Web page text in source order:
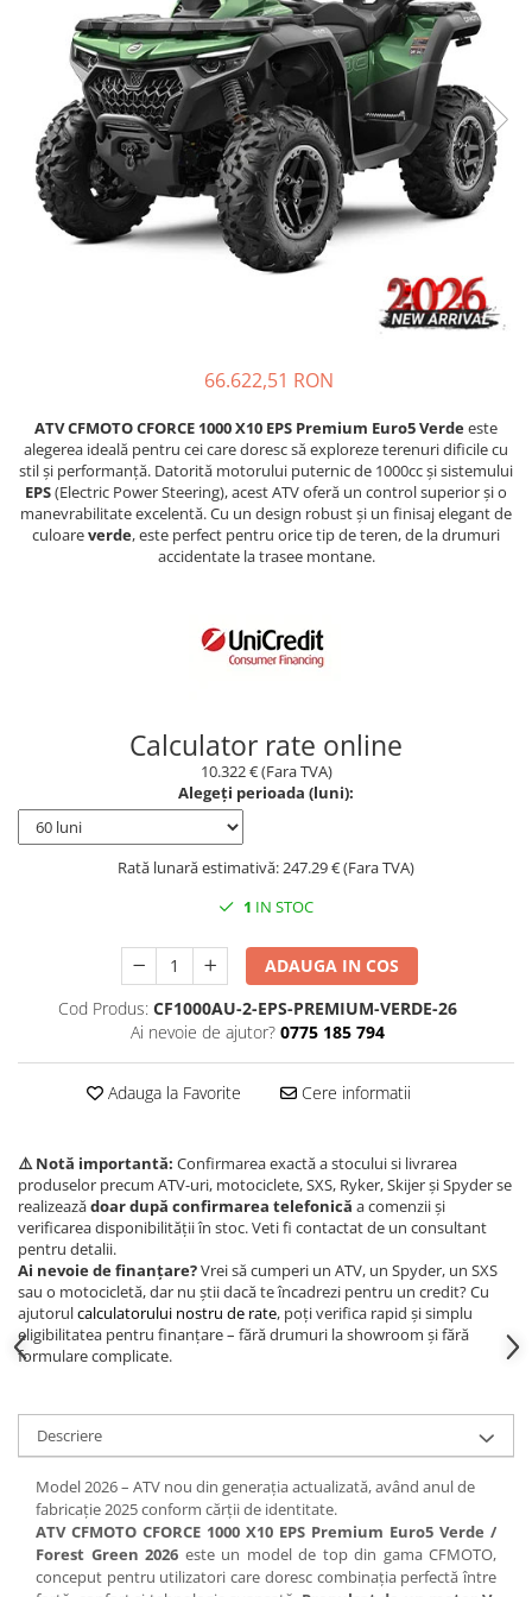
GOES MY 2026
MODEL ATV CAN-AM
Can-Am Outlander
Can-Am Renegade
CAN-AM MY 2026
Capacitate
200 - 400 cmc. (8)
Ochelari
Tricouri
Pantaloni
Borseta
Geanta
Rucsac
Manusi
Tricouri
Pantaloni
Set Complet
ACCESORII MOTO
ACCESORII IARNA ATV / SSV
SUPORT SKIJET
ACCESORII ATV
ANVELOPE ATV
BULLBAR SSV
ACCESORII SSV
CUTII SSV
66.622,51 RON
ATV CFMOTO CFORCE 1000 X10 EPS Premium Euro5 Verdeeste
alegerea ideală pentru cei care doresc să exploreze terenuri dificile cu
stil și performanță. Datorită motorului puternic de 1000cc și sistemului
EPS(Electric Power Steering), acest ATV oferă un control superior și o
manevrabilitate excelentă. Cu un design robust și un finisaj elegant de
culoareverde, este perfect pentru orice tip de teren, de la drumuri
accidentate la trasee montane.
Calculator rate online
10.322 € (Fara TVA)
Alegeți perioada (luni):
Rată lunară estimativă: 247.29 € (Fara TVA)
1 IN STOC
ADAUGA IN COS
Cod Produs: CF1000AU-2-EPS-PREMIUM-VERDE-26
Ai nevoie de ajutor? 0775 185 794
Adauga la Favorite Cere informatii
⚠️ Notă importantă: Confirmarea exactă a stocului si livrarea
produselor precum ATV-uri, motociclete, SXS, Ryker, Skijer și Spyder se
realizeazădoar după confirmarea telefonică a comenzii și
verificarea disponibilității în stoc. Veti fi contactat de un consultant
pentru detalii.
Ai nevoie de finanțare?Vrei să cumperi un ATV, un Spyder, un SXS
sau o motocicletă, dar nu știi dacă te încadrezi pentru un credit? Cu
ajutorulcalculatorului nostru de rate, poți verifica rapid și simplu
eligibilitatea pentru finanțare – fără drumuri la showroom și fără
formulare complicate.
Descriere
Model 2026 – ATV nou din generația actualizată, având anul de
fabricație 2025 conform cărții de identitate.
ATV CFMOTO CFORCE 1000 X10 EPS Premium Euro5 Verde /
Forest Green 2026 este un model de top din gama CFMOTO,
conceput pentru utilizatori care doresc combinația perfectă între